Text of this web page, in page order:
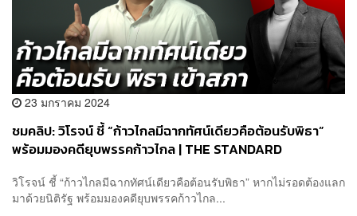
23 มกราคม 2024
ชมคลิป: วิโรจน์ ชี้ “ก้าวไกลมีฉากทัศน์เดียวคือต้อนรับพิธา”
พร้อมมองคดียุบพรรคก้าวไกล | THE STANDARD
วิโรจน์ ชี้ “ก้าวไกลมีฉากทัศน์เดียวคือต้อนรับพิธา” หากไม่รอดต้องแลก
มาด้วยนิติรัฐ พร้อมมองคดียุบพรรคก้าวไกล...